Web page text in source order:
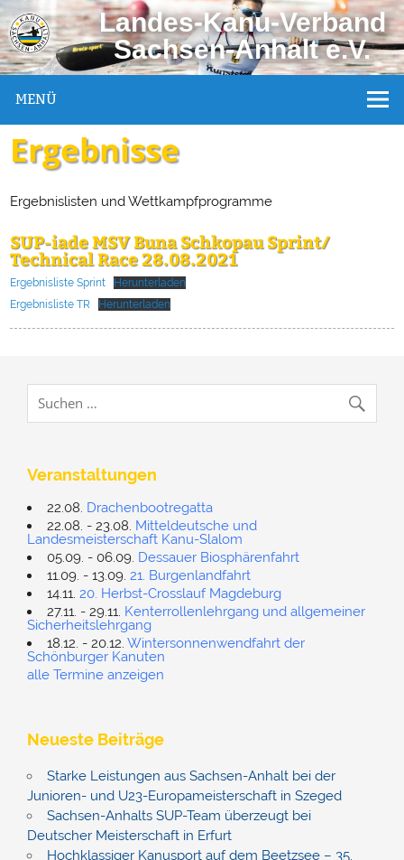
Landes-Kanu-Verband
Sachsen-Anhalt e.V.
MENÜ
Ergebnisse
Ergebnislisten und Wettkampfprogramme
SUP-iade MSV Buna Schkopau Sprint/
Technical Race 28.08.2021
Ergebnisliste Sprint
Herunterladen
Ergebnisliste TR
Herunterladen
Veranstaltungen
22.08. Drachenbootregatta
22.08. - 23.08. Mitteldeutsche und
Landesmeisterschaft Kanu-Slalom
05.09. - 06.09. Dessauer Biosphärenfahrt
11.09. - 13.09. 21. Burgenlandfahrt
14.11. 20. Herbst-Crosslauf Magdeburg
27.11. - 29.11. Kenterrollenlehrgang und allgemeiner
Sicherheitslehrgang
18.12. - 20.12. Wintersonnenwendfahrt der
Schönburger Kanuten
alle Termine anzeigen
Neueste Beiträge
Starke Leistungen aus Sachsen-Anhalt bei der
Junioren- und U23-Europameisterschaft in Szeged
Sachsen-Anhalts SUP-Team überzeugt bei
Deutscher Meisterschaft in Erfurt
Hochklassiger Kanusport auf dem Beetzsee – 35.